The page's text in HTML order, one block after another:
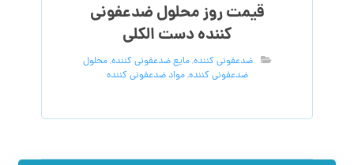
قیمت روز محلول ضدعفونی
کننده دست الکلی
ضدعفونی کننده,مایع ضدعفونی کننده,محلول
ضدعفونی کننده,مواد ضدعفونی کننده